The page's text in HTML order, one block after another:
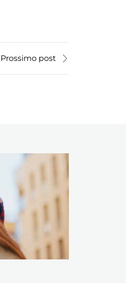
Prossimo post